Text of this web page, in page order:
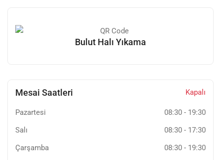
Bulut Halı Yıkama
Mesai Saatleri Kapalı
Pazartesi 08:30 - 19:30
Salı
08:30 - 17:30
Çarşamba
08:30 - 19:30